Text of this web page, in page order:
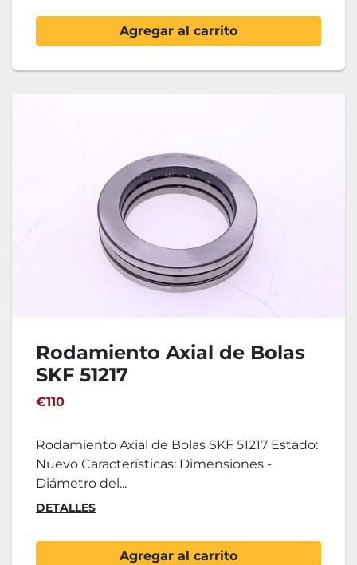
Agregar al carrito
Rodamiento Axial de Bolas
SKF 51217
€110
Rodamiento Axial de Bolas SKF 51217 Estado:
Nuevo Características: Dimensiones -
Diámetro del...
DETALLES
Agregar al carrito